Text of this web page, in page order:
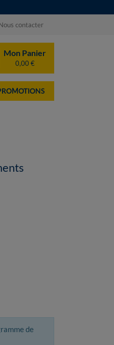
contacter
Mon Panier
0,00 €
de